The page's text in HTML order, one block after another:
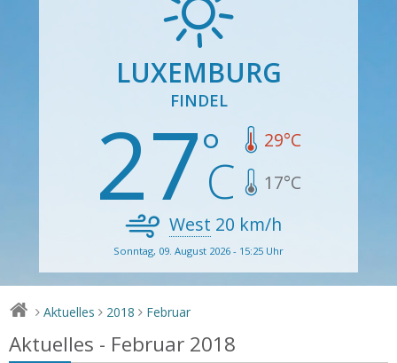
LUXEMBURG
FINDEL
27 29°C
17°C
West 20 km/h
Sonntag, 09. August 2026 - 15:25 Uhr
> Aktuelles > 2018 > Februar
Aktuelles - Februar 2018